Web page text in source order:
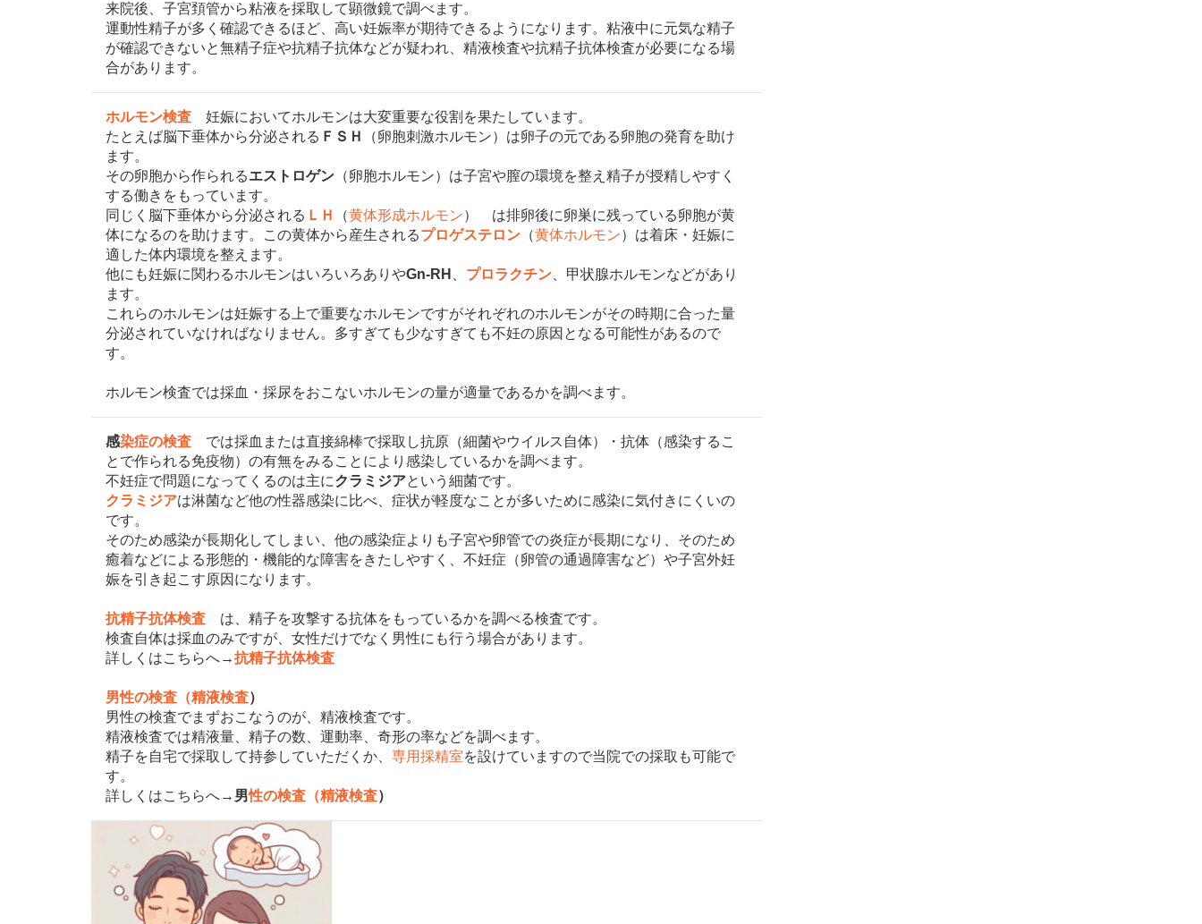
来院後、子宮頚管から粘液を採取して顕微鏡で調べます。
運動性精子が多く確認できるほど、高い妊娠率が期待できるようになります。粘液中に元気な精子
が確認できないと無精子症や抗精子抗体などが疑われ、精液検査や抗精子抗体検査が必要になる場
合があります。
ホルモン検査 妊娠においてホルモンは大変重要な役割を果たしています。
たとえば脳下垂体から分泌される ＦＳＨ
（卵胞刺激ホルモン）は卵子の元である卵胞の発育を助け
ます。
その卵胞から作られるエストロゲン （卵胞ホルモン）は子宮や膣の環境を整え精子が授精しやすく
する働きをもっています。
同じく脳下垂体から分泌される ＬＨ （黄体形成ホルモン） は排卵後に卵巣に残っている卵胞が黄
体になるのを助けます。この黄体から産生されるプロゲステロン （黄体ホルモン）は着床・妊娠に
適した体内環境を整えます。
他にも妊娠に関わるホルモンはいろいろありやGn-RH プロラクチン 、甲状腺ホルモンなどがあり
ます。
これらのホルモンは妊娠する上で重要なホルモンですがそれぞれのホルモンがその時期に合った量
分泌されていなければなりません。多すぎても少なすぎても不妊の原因となる可能性があるので
す。
ホルモン検査では採血・採尿をおこないホルモンの量が適量であるかを調べます。
感染症の検査 では採血または直接綿棒で採取し抗原（細菌やウイルス自体）・抗体（感染するこ
とで作られる免疫物）の有無をみることにより感染しているかを調べます。
不妊症で問題になってくるのは主にクラミジアという細菌です。
クラミジアは淋菌など他の性器感染に比べ、症状が軽度なことが多いために感染に気付きにくいの
です。
そのため感染が長期化してしまい、他の感染症よりも子宮や卵管での炎症が長期になり、そのため
癒着などによる形態的・機能的な障害をきたしやすく、不妊症（卵管の通過障害など）や子宮外妊
娠を引き起こす原因になります。
抗精子抗体検査 は、精子を攻撃する抗体をもっているかを調べる検査です。
検査自体は採血のみですが、女性だけでなく男性にも行う場合があります。
詳しくはこちらへ→抗精子抗体検査
男性の検査（精液検査）
男性の検査でまずおこなうのが、精液検査です。
精液検査では精液量、精子の数、運動率、奇形の率などを調べます。
精子を自宅で採取して持参していただくか、 専用採精室を設けていますので当院での採取も可能で
す。
詳しくはこちらへ→ 男性の検査（精液検査）